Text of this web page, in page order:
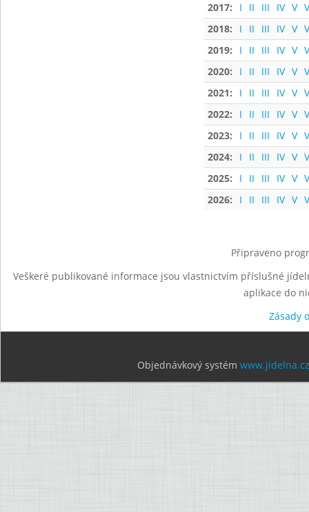
2017:
I II III IV V
2018:
I II III IV V
2019:
I II III IV V
2020:
I II III IV V
2021:
I II III IV V
2022:
I II III IV V
2023:
I II III IV V
2024:
I II III IV V
2025:
I II III IV V
2026:
I II III IV V
Připraveno
Veškeré publikované informace jsou vlastnictvím příslušné
aplikace do
Zásady
Objednávkový systém www.jidelna.cz